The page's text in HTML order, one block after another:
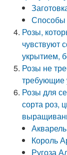
Способы
Розы,
чувствуют
укрытием,
Розы не
требующие
Розы для
сорта роз,
Акварель
Король
Ругоза